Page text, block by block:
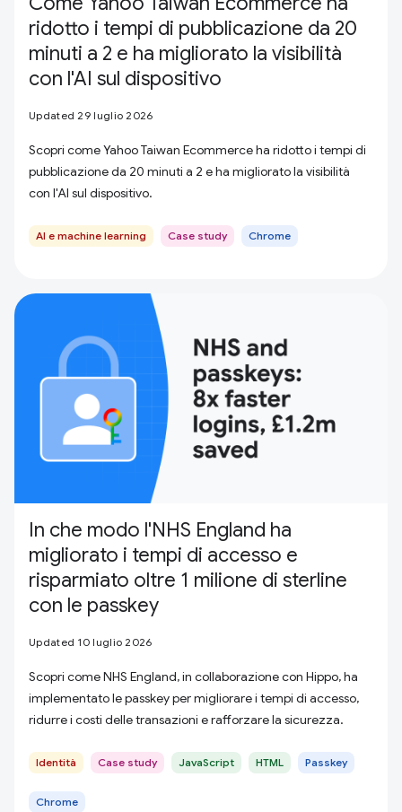
ridotto i tempi di pubblicazione da 20
minuti a 2 e ha migliorato la visibilità
con l'AI sul dispositivo
Updated 29 luglio 2026
Scopri come Yahoo Taiwan Ecommerce ha ridotto i tempi di
pubblicazione da 20 minuti a 2 e ha migliorato la visibilità
con l'AI sul dispositivo.
AI e machine learning Case study Chrome
In che modo l'NHS England ha
migliorato i tempi di accesso e
risparmiato oltre 1 milione di sterline
con le passkey
Updated 10 luglio 2026
Scopri come NHS England, in collaborazione con Hippo, ha
implementato le passkey per migliorare i tempi di accesso,
ridurre i costi delle transazioni e rafforzare la sicurezza.
Identità Case study JavaScript HTML Passkey
Chrome